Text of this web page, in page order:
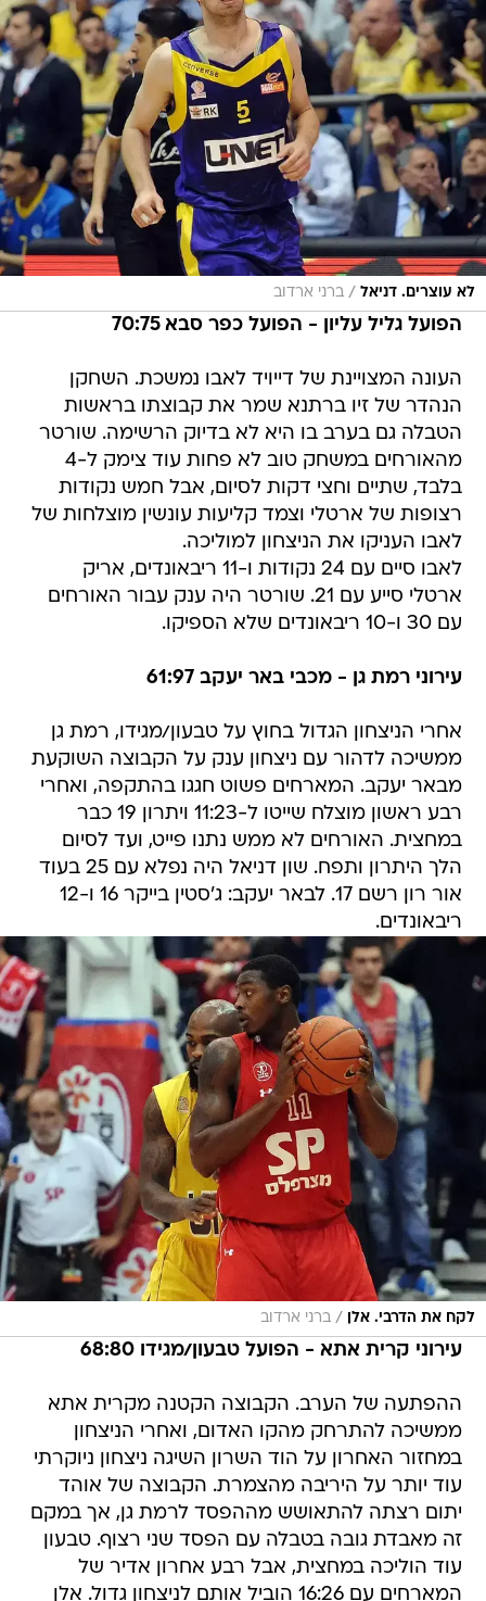
לא עוצרים. דניאל / ברני ארדוב
הפועל גליל עליון - הפועל כפר סבא 70:75
העונה המצויינת של דייויד לאבו נמשכת. השחקן
הנהדר של זיו ברתנא שמר את קבוצתו בראשות
הטבלה גם בערב בו היא לא בדיוק הרשימה. שורטר
מהאורחים במשחק טוב לא פחות עוד צימק ל-4
בלבד, שתיים וחצי דקות לסיום, אבל חמש נקודות
רצופות של ארטלי וצמד קליעות עונשין מוצלחות של
לאבו העניקו את הניצחון למוליכה.
לאבו סיים עם 24 נקודות ו-11 ריבאונדים, אריק
ארטלי סייע עם 21. שורטר היה ענק עבור האורחים
עם 30 ו-10 ריבאונדים שלא הספיקו.
עירוני רמת גן - מכבי באר יעקב 61:97
אחרי הניצחון הגדול בחוץ על טבעון/מגידו, רמת גן
ממשיכה לדהור עם ניצחון ענק על הקבוצה השוקעת
מבאר יעקב. המארחים פשוט חגגו בהתקפה, ואחרי
רבע ראשון מוצלח שייטו ל-11:23 ויתרון 19 כבר
במחצית. האורחים לא ממש נתנו פייט, ועד לסיום
הלך היתרון ותפח. שון דניאל היה נפלא עם 25 בעוד
אור רון רשם 17. לבאר יעקב: ג'סטין בייקר 16 ו-12
ריבאונדים.
לקח את הדרבי. אלן / ברני ארדוב
עירוני קרית אתא - הפועל טבעון/מגידו 68:80
ההפתעה של הערב. הקבוצה הקטנה מקרית אתא
ממשיכה להתרחק מהקו האדום, ואחרי הניצחון
במחזור האחרון על הוד השרון השיגה ניצחון ניוקרתי
עוד יותר על היריבה מהצמרת. הקבוצה של אוהד
יתום רצתה להתאושש מההפסד לרמת גן, אך במקם
זה מאבדת גובה בטבלה עם הפסד שני רצוף. טבעון
עוד הוליכה במחצית, אבל רבע אחרון אדיר של
המארחים עם 16:26 הוביל אותם לניצחון גדול. אלן